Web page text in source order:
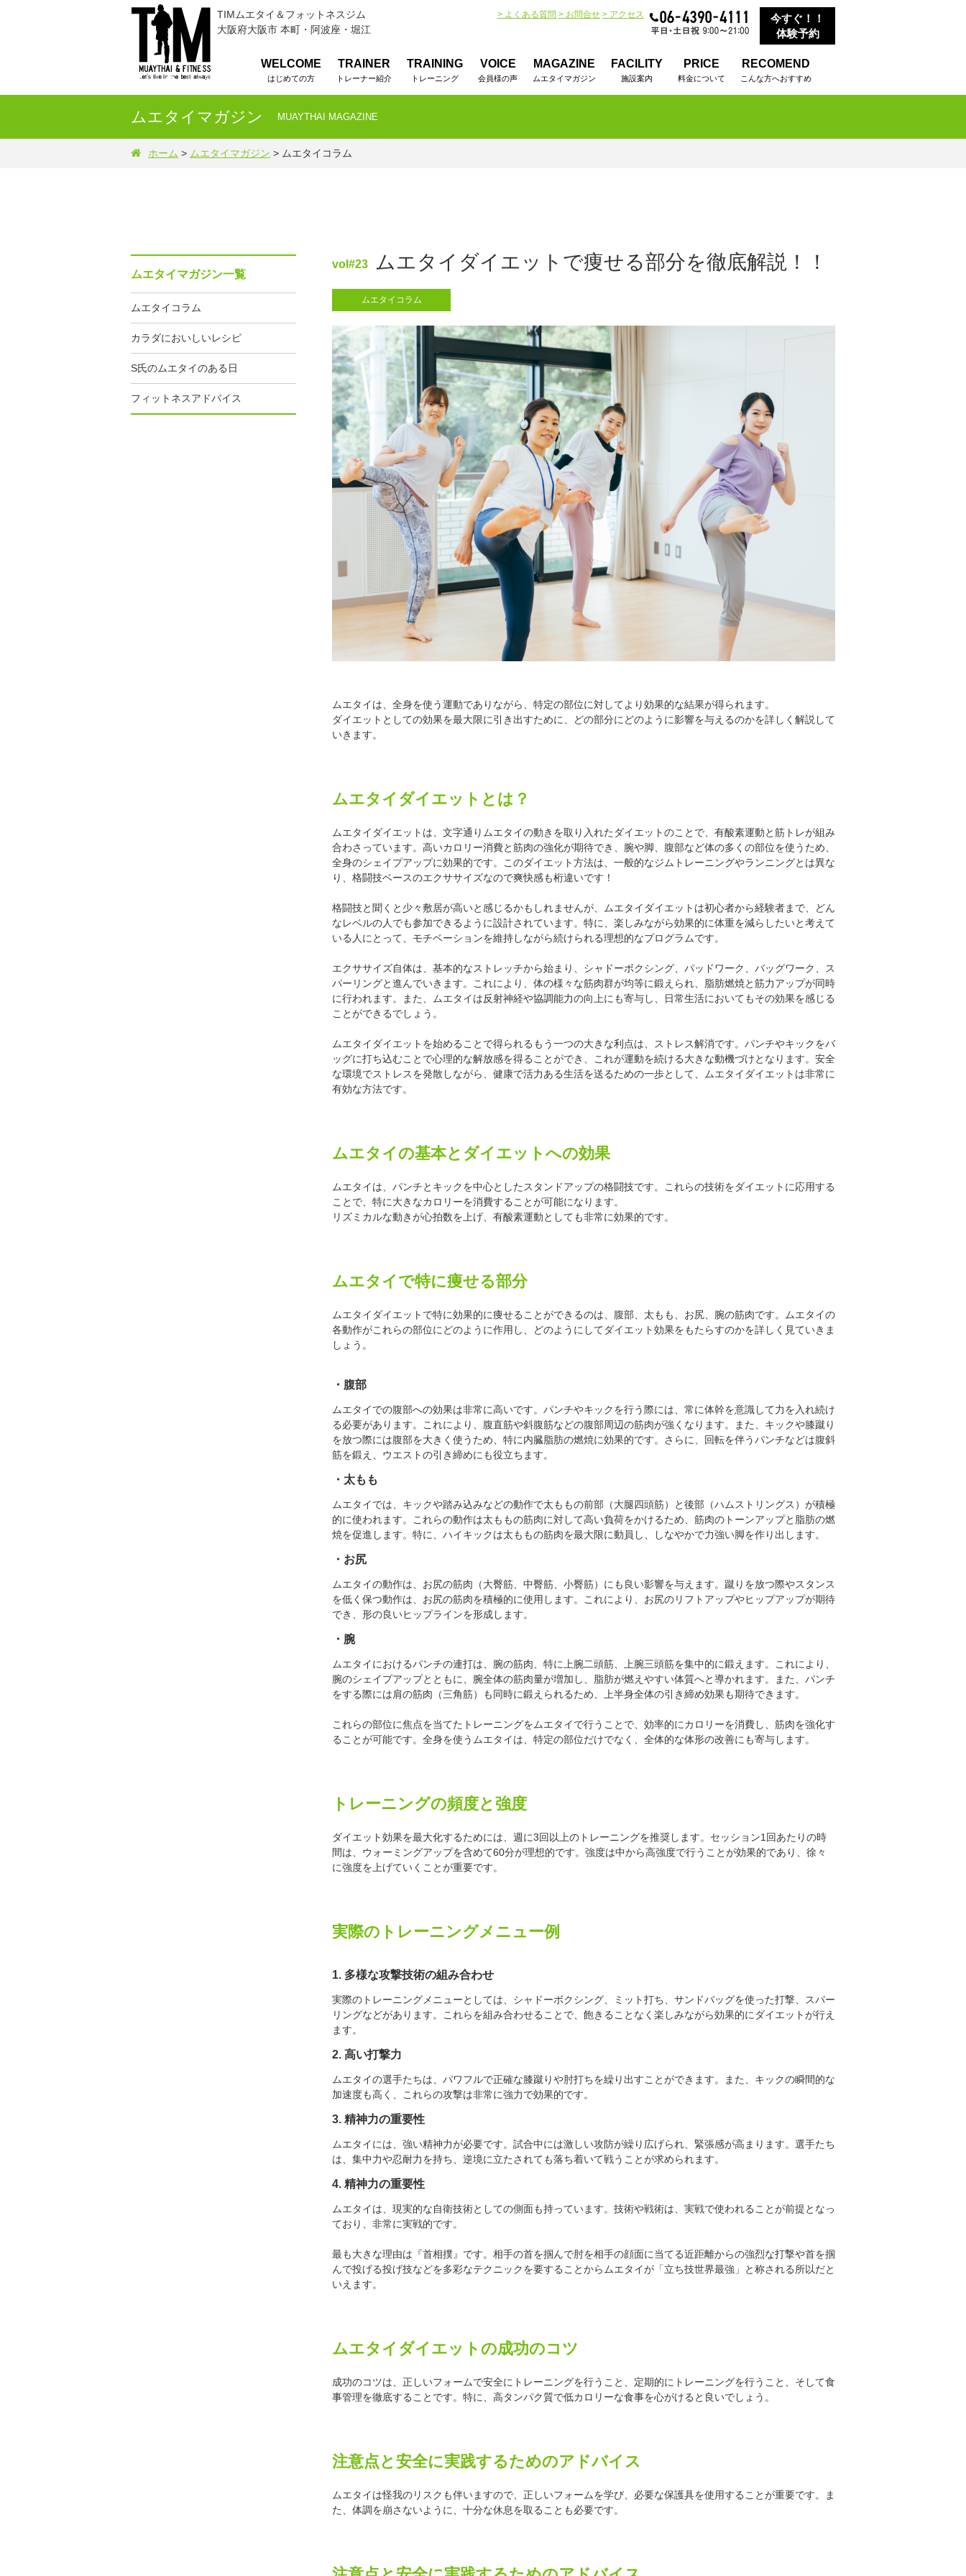
TIMムエタイ＆フォットネスジム
大阪府大阪市 本町・阿波座・堀江
> よくある質問 > お問合せ > アクセス
今すぐ！！
体験予約
WELCOME
はじめての方
TRAINER
トレーナー紹介
TRAINING
トレーニング
VOICE
会員様の声
MAGAZINE
ムエタイマガジン
FACILITY
施設案内
PRICE
料金について
RECOMEND
こんな方へおすすめ
ムエタイマガジン MUAYTHAI MAGAZINE
ホーム > ムエタイマガジン > ムエタイコラム
vol#23 ムエタイダイエットで痩せる部分を徹底解説！！
ムエタイコラム
ムエタイは、全身を使う運動でありながら、特定の部位に対してより効果的な結果が得られます。
ダイエットとしての効果を最大限に引き出すために、どの部分にどのように影響を与えるのかを詳しく解説して
いきます。
ムエタイダイエットとは？
ムエタイダイエットは、文字通りムエタイの動きを取り入れたダイエットのことで、有酸素運動と筋トレが組み
合わさっています。高いカロリー消費と筋肉の強化が期待でき、腕や脚、腹部など体の多くの部位を使うため、
全身のシェイプアップに効果的です。このダイエット方法は、一般的なジムトレーニングやランニングとは異な
り、格闘技ベースのエクササイズなので爽快感も桁違いです！
格闘技と聞くと少々敷居が高いと感じるかもしれませんが、ムエタイダイエットは初心者から経験者まで、どん
なレベルの人でも参加できるように設計されています。特に、楽しみながら効果的に体重を減らしたいと考えて
いる人にとって、モチベーションを維持しながら続けられる理想的なプログラムです。
エクササイズ自体は、基本的なストレッチから始まり、シャドーボクシング、パッドワーク、バッグワーク、ス
パーリングと進んでいきます。これにより、体の様々な筋肉群が均等に鍛えられ、脂肪燃焼と筋力アップが同時
に行われます。また、ムエタイは反射神経や協調能力の向上にも寄与し、日常生活においてもその効果を感じる
ことができるでしょう。
ムエタイダイエットを始めることで得られるもう一つの大きな利点は、ストレス解消です。パンチやキックをバ
ッグに打ち込むことで心理的な解放感を得ることができ、これが運動を続ける大きな動機づけとなります。安全
な環境でストレスを発散しながら、健康で活力ある生活を送るための一歩として、ムエタイダイエットは非常に
有効な方法です。
ムエタイの基本とダイエットへの効果
ムエタイは、パンチとキックを中心としたスタンドアップの格闘技です。これらの技術をダイエットに応用する
ことで、特に大きなカロリーを消費することが可能になります。
リズミカルな動きが心拍数を上げ、有酸素運動としても非常に効果的です。
ムエタイで特に痩せる部分
ムエタイダイエットで特に効果的に痩せることができるのは、腹部、太もも、お尻、腕の筋肉です。ムエタイの
各動作がこれらの部位にどのように作用し、どのようにしてダイエット効果をもたらすのかを詳しく見ていきま
しょう。
・腹部
ムエタイでの腹部への効果は非常に高いです。パンチやキックを行う際には、常に体幹を意識して力を入れ続け
る必要があります。これにより、腹直筋や斜腹筋などの腹部周辺の筋肉が強くなります。また、キックや膝蹴り
を放つ際には腹部を大きく使うため、特に内臓脂肪の燃焼に効果的です。さらに、回転を伴うパンチなどは腹斜
筋を鍛え、ウエストの引き締めにも役立ちます。
・太もも
ムエタイでは、キックや踏み込みなどの動作で太ももの前部（大腿四頭筋）と後部（ハムストリングス）が積極
的に使われます。これらの動作は太ももの筋肉に対して高い負荷をかけるため、筋肉のトーンアップと脂肪の燃
焼を促進します。特に、ハイキックは太ももの筋肉を最大限に動員し、しなやかで力強い脚を作り出します。
・お尻
ムエタイの動作は、お尻の筋肉（大臀筋、中臀筋、小臀筋）にも良い影響を与えます。蹴りを放つ際やスタンス
を低く保つ動作は、お尻の筋肉を積極的に使用します。これにより、お尻のリフトアップやヒップアップが期待
でき、形の良いヒップラインを形成します。
・腕
ムエタイにおけるパンチの連打は、腕の筋肉、特に上腕二頭筋、上腕三頭筋を集中的に鍛えます。これにより、
腕のシェイプアップとともに、腕全体の筋肉量が増加し、脂肪が燃えやすい体質へと導かれます。また、パンチ
をする際には肩の筋肉（三角筋）も同時に鍛えられるため、上半身全体の引き締め効果も期待できます。
これらの部位に焦点を当てたトレーニングをムエタイで行うことで、効率的にカロリーを消費し、筋肉を強化す
ることが可能です。全身を使うムエタイは、特定の部位だけでなく、全体的な体形の改善にも寄与します。
トレーニングの頻度と強度
ダイエット効果を最大化するためには、週に3回以上のトレーニングを推奨します。セッション1回あたりの時
間は、ウォーミングアップを含めて60分が理想的です。強度は中から高強度で行うことが効果的であり、徐々
に強度を上げていくことが重要です。
実際のトレーニングメニュー例
1. 多様な攻撃技術の組み合わせ
実際のトレーニングメニューとしては、シャドーボクシング、ミット打ち、サンドバッグを使った打撃、スパー
リングなどがあります。これらを組み合わせることで、飽きることなく楽しみながら効果的にダイエットが行え
ます。
2. 高い打撃力
ムエタイの選手たちは、パワフルで正確な膝蹴りや肘打ちを繰り出すことができます。また、キックの瞬間的な
加速度も高く、これらの攻撃は非常に強力で効果的です。
3. 精神力の重要性
ムエタイには、強い精神力が必要です。試合中には激しい攻防が繰り広げられ、緊張感が高まります。選手たち
は、集中力や忍耐力を持ち、逆境に立たされても落ち着いて戦うことが求められます。
4. 精神力の重要性
ムエタイは、現実的な自衛技術としての側面も持っています。技術や戦術は、実戦で使われることが前提となっ
ており、非常に実戦的です。
最も大きな理由は『首相撲』です。相手の首を掴んで肘を相手の顔面に当てる近距離からの強烈な打撃や首を掴
んで投げる投げ技などを多彩なテクニックを要することからムエタイが「立ち技世界最強」と称される所以だと
いえます。
ムエタイダイエットの成功のコツ
成功のコツは、正しいフォームで安全にトレーニングを行うこと、定期的にトレーニングを行うこと、そして食
事管理を徹底することです。特に、高タンパク質で低カロリーな食事を心がけると良いでしょう。
注意点と安全に実践するためのアドバイス
ムエタイは怪我のリスクも伴いますので、正しいフォームを学び、必要な保護具を使用することが重要です。ま
た、体調を崩さないように、十分な休息を取ることも必要です。
ムエタイマガジン一覧
ムエタイコラム
カラダにおいしいレシピ
S氏のムエタイのある日
フィットネスアドバイス